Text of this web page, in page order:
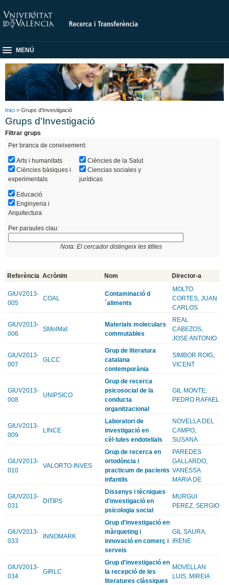
MENÚ
Inici > Grups d'Investigació
Grups d'Investigació
Filtrar grups
Per branca de coneixement:
Arts i humanitats
Ciències bàsiques i
experimentals
Ciències de la Salut
Ciencias sociales y
jurídicas
Educació
Enginyeria i
Arquitectura
Per paraules clau:
Nota: El cercador distingeix les titlles
Referència Acrònim Nom Director-a
GIUV2013-
005
COAL
Contaminació d
´aliments
MOLTO
CORTES, JUAN
CARLOS
GIUV2013-
006
SMolMat
Materials moleculars
commutables
REAL
CABEZOS,
JOSE ANTONIO
GIUV2013-
007
GLCC
Grup de literatura
catalana
contemporània
SIMBOR ROIG,
VICENT
GIUV2013-
008
UNIPSICO
Grup de recerca
psicosocial de la
conducta
organitzacional
GIL MONTE,
PEDRO RAFAEL
GIUV2013-
009
LINCE
Laboratori de
investigació en
cèl·lules endotelials
NOVELLA DEL
CAMPO,
SUSANA
GIUV2013-
010
VALORTO-INVES
Grup de recerca en
ortodòncia i
practicum de pacients
infantils
PAREDES
GALLARDO,
VANESSA
MARIA DE
GIUV2013-
031
DITIPS
Dissenys i tècniques
d'investigació en
psicologia social
MURGUI
PEREZ, SERGIO
GIUV2013-
033
INNOMARK
Grup d'investigació en
màrqueting i
innovació en comerç i
serveis
GIL SAURA,
IRENE
GIUV2013-
034
GIRLC
Grup d'investigació en
la recepció de les
literatures clàssiques
MOVELLAN
LUIS, MIREIA